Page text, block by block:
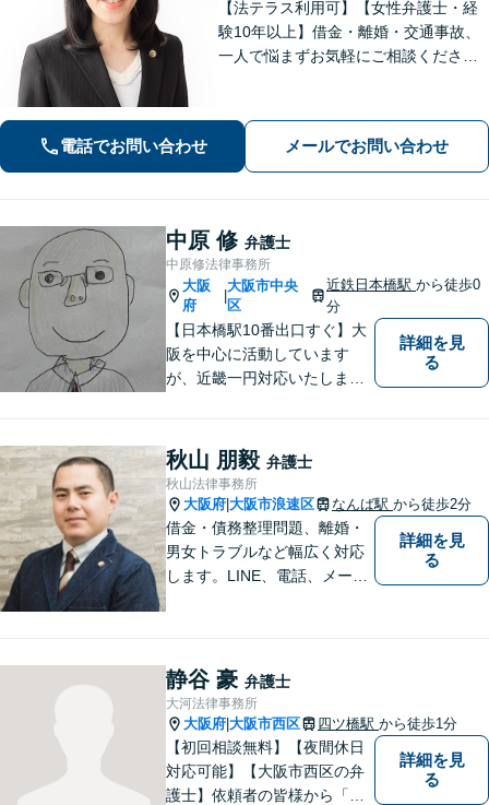
【法テラス利用可】【女性弁護士・経
験10年以上】借金・離婚・交通事故、
一人で悩まずお気軽にご相談ください
迎【谷町九丁目駅・大阪上本町駅から
地下で直結／近鉄沿線からアクセス良
好】
電話でお問い合わせ メールでお問い合わせ
中原 修 弁護士
中原修法律事務所
大阪
府
|
大阪市中央
区
近鉄日本橋駅から徒歩0
分
【日本橋駅10番出口すぐ】大
阪を中心に活動しています
が、近畿一円対応いたしま
婚・相続といった身の回りの
トラブルから、刑事・詐欺、
公害・行政事件まであらゆる
問題のご相談を承ります。小
さな悩み事でもお気軽にお問
合わせください。
詳細を見
る
秋山 朋毅 弁護士
秋山法律事務所
大阪府 大阪市浪速区 なんば駅 から徒歩2分
借金・債務整理問題、離婚・
男女トラブルなど幅広く対応
します。LINE、電話、メー
をできるだけ少なく！相談し
やすい環境づくりに努め、納
得できる解決を目指します！
詳細を見
る
静谷 豪 弁護士
大河法律事務所
大阪府 大阪市西区 四ツ橋駅 から徒歩1分
【初回相談無料】【夜間休日
対応可能】【大阪市西区の弁
護士】依頼者の皆様から「お
詳細を見
る